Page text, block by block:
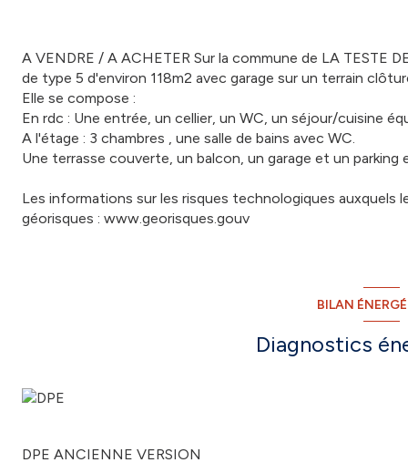
A VENDRE / A ACHETER Sur la commune de LA TESTE
de type 5 d'environ 118m2 avec garage sur un terrain
Elle se compose :
En rdc : Une entrée, un cellier, un WC, un séjour/cuisine
A l'étage : 3 chambres , une salle de bains avec WC.
Une terrasse couverte, un balcon, un garage et un
Les informations sur les risques technologiques
géorisques : www.georisques.gouv
BILAN
Diagnostics
DPE ANCIENNE VERSION